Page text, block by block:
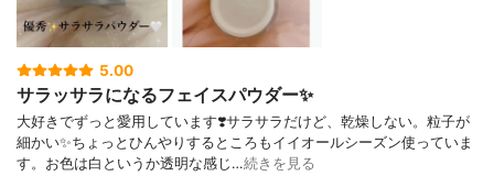
5.00
サラッサラになるフェイスパウダー✨
大好きでずっと愛用しています❣️サラサラだけど、乾燥しない。粒子が
細かい✨ちょっとひんやりするところもイイオールシーズン使っていま
す。お色は白というか透明な感じ…続きを見る